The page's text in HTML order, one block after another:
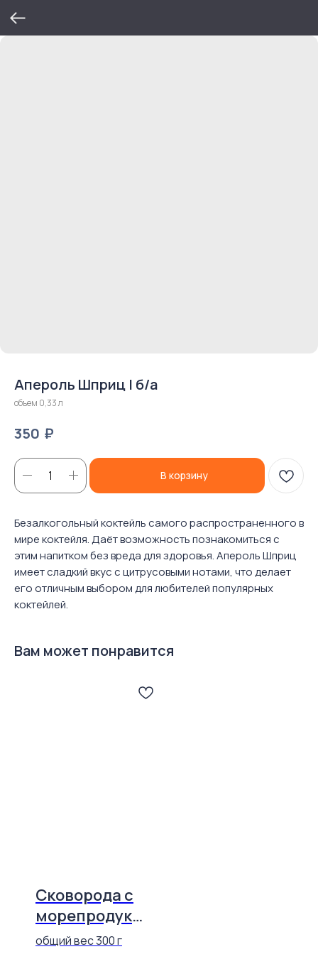
Апероль Шприц | б/а
объем 0,33 л
350 ₽
В корзину
Безалкогольный коктейль самого распространенного в
мире коктейля. Даёт возможность познакомиться с
этим напитком без вреда для здоровья. Апероль Шприц
имеет сладкий вкус с цитрусовыми нотами, что делает
его отличным выбором для любителей популярных
коктейлей.
Вам может понравится
Сковорода с
морепродукт
ами
общий вес 300 г